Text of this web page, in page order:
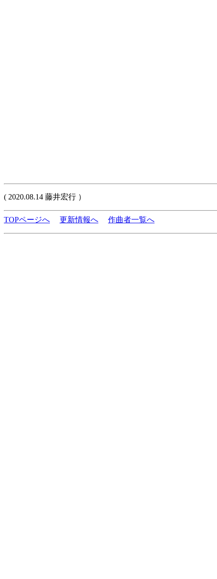
( 2020.08.14 藤井宏行 ）
TOPページへ 更新情報へ 作曲者一覧へ